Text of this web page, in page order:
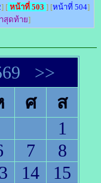
] [หน้าที่ 503 ] [หน้าที่ 504]
สุดท้าย]